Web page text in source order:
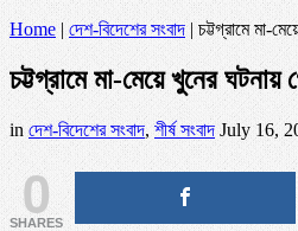
Home | দেশ-বিদেশের সংবাদ | চট্টগ্রামে মা-
চট্টগ্রামে মা-মেয়ে খুনের
in দেশ-বিদেশের সংবাদ,শীর্ষ সংবাদ July 16,
0
SHARES